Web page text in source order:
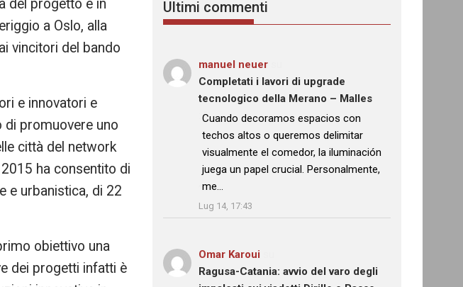
del progetto e in
a Oslo, alla
vincitori del bando
e innovatori e
di promuovere uno
città del network
2015 ha consentito di
e urbanistica, di 22
obiettivo una
dei progetti infatti è
Ultimi commenti
manuel neuer
Completati i lavori di upgrade
tecnologico della Merano – Malles
: “
Cuando decoramos espacios con
techos altos o queremos delimitar
visualmente el comedor, la iluminación
juega un papel crucial. Personalmente,
me…
Lug 14, 17:43
Omar Karoui
Ragusa-Catania: avvio del varo degli